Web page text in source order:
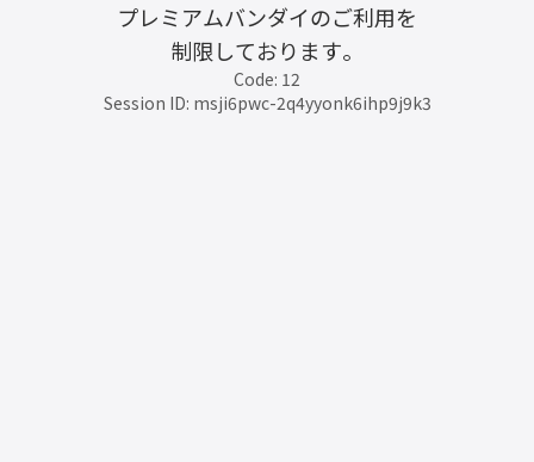
プレミアムバンダイのご利用を
制限しております。
Code: 12
Session ID: msji6pwc-2q4yyonk6ihp9j9k3